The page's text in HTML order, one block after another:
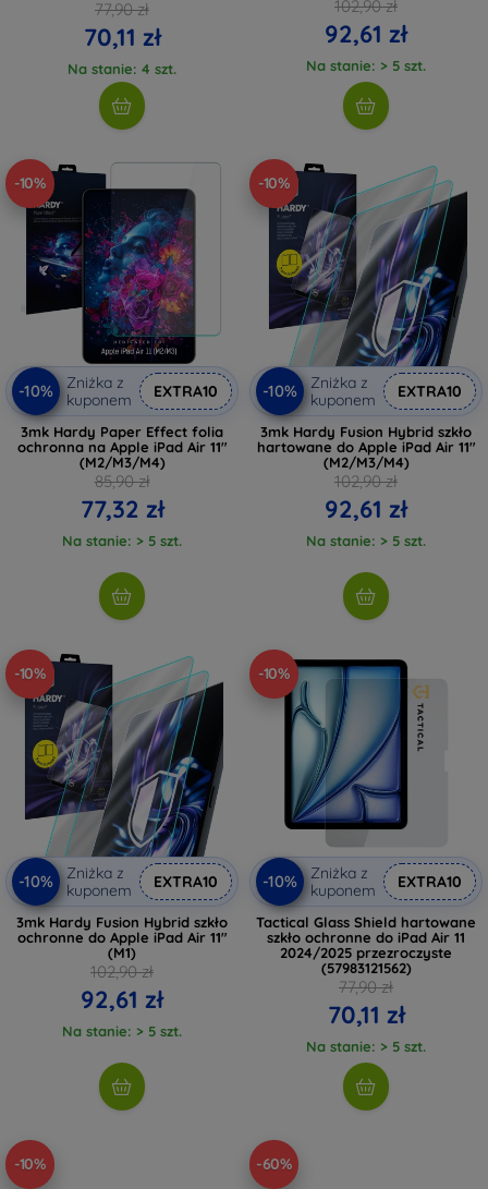
77,90 zł
70,11 zł
Na stanie: 4 szt.
102,90 zł
92,61 zł
Na stanie: > 5 szt.
-10%
-10%
Zniżka z
kuponem
EXTRA10
3mk Hardy Paper Effect folia
ochronna na Apple iPad Air 11"
(M2/M3/M4)
85,90 zł
77,32 zł
Na stanie: > 5 szt.
-10%
-10%
Zniżka z
kuponem
EXTRA10
3mk Hardy Fusion Hybrid szkło
hartowane do Apple iPad Air 11"
(M2/M3/M4)
102,90 zł
92,61 zł
Na stanie: > 5 szt.
-10%
-10%
Zniżka z
kuponem
EXTRA10
3mk Hardy Fusion Hybrid szkło
ochronne do Apple iPad Air 11"
(M1)
102,90 zł
92,61 zł
Na stanie: > 5 szt.
-10%
-10%
Zniżka z
kuponem
EXTRA10
Tactical Glass Shield hartowane
szkło ochronne do iPad Air 11
2024/2025 przezroczyste
(57983121562)
77,90 zł
70,11 zł
Na stanie: > 5 szt.
-10% -60%